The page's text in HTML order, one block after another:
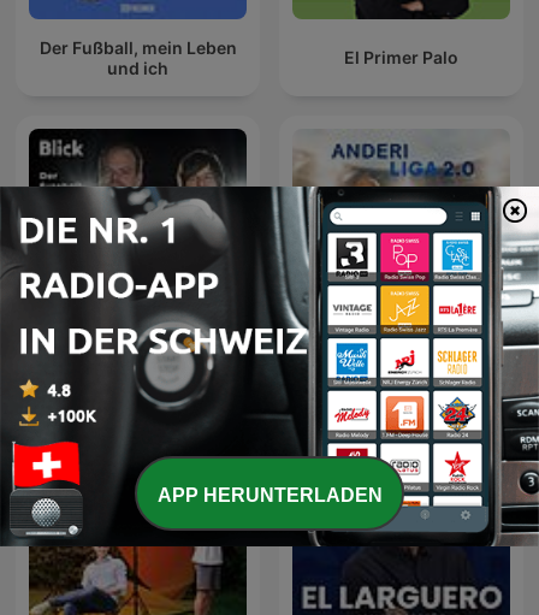
Der Fußball, mein Leben
und ich
El Primer Palo
FORZA! - der
Fussballpodcast der
Schweiz
Anderi Liga 2.0
APP HERUNTERLADEN